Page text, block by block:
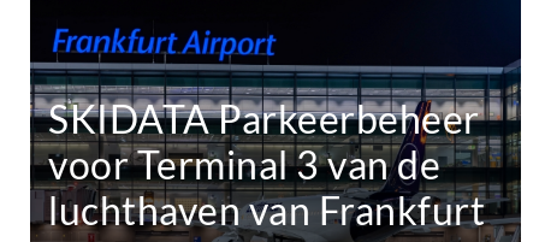
SKIDATA Parkeerbeheer
voor Terminal 3 van de
luchthaven van Frankfurt